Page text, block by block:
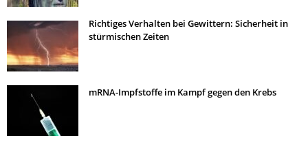
Richtiges Verhalten bei Gewittern: Sicherheit in
stürmischen Zeiten
mRNA-Impfstoffe im Kampf gegen den Krebs